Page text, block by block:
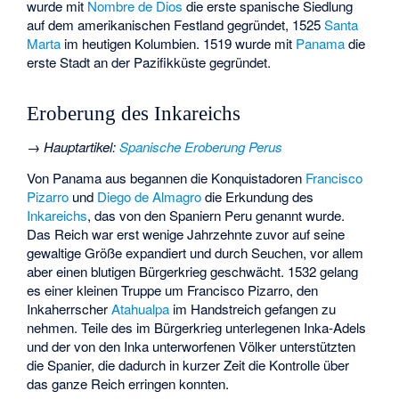
wurde mit Nombre de Dios die erste spanische Siedlung
auf dem amerikanischen Festland gegründet, 1525Santa
Marta im heutigen Kolumbien. 1519 wurde mit Panamadie
erste Stadt an der Pazifikküste gegründet.
Eroberung des Inkareichs
→Hauptartikel:Spanische Eroberung Perus
Von Panama aus begannen die Konquistadoren Francisco
Pizarro und Diego de Almagrodie Erkundung des
Inkareichs, das von den Spaniern Peru genannt wurde.
Das Reich war erst wenige Jahrzehnte zuvor auf seine
gewaltige Größe expandiert und durch Seuchen, vor allem
aber einen blutigen Bürgerkrieg geschwächt. 1532 gelang
es einer kleinen Truppe um Francisco Pizarro, den
InkaherrscherAtahualpa im Handstreich gefangen zu
nehmen. Teile des im Bürgerkrieg unterlegenen Inka-Adels
und der von den Inka unterworfenen Völker unterstützten
die Spanier, die dadurch in kurzer Zeit die Kontrolle über
das ganze Reich erringen konnten.